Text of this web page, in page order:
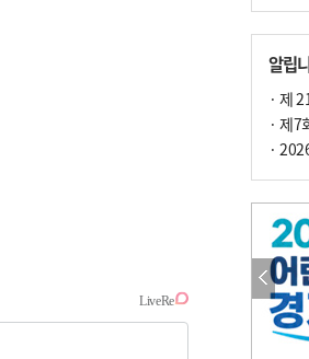
알립
· 제
· 제7
·